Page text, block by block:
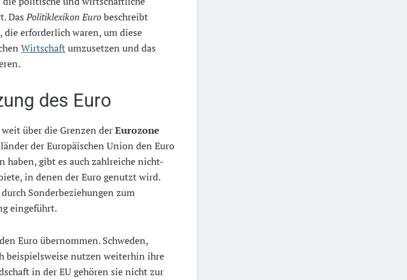
DasPolitiklexikon Eurobeschreibt
erforderlich waren, um diese
Wirtschaftumzusetzen und das
des Euro
über die Grenzen derEurozone
der Europäischen Union den Euro
haben, gibt es auch zahlreiche nicht-
in denen der Euro genutzt wird.
Sonderbeziehungen zum
eingeführt.
Euro übernommen. Schweden,
beispielsweise nutzen weiterhin ihre
in der EU gehören sie nicht zur